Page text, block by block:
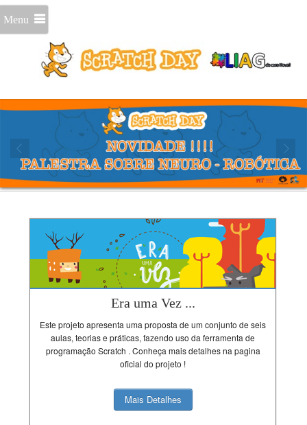
Menu
Era uma Vez ...
Este projeto apresenta uma proposta de um conjunto de seis
aulas, teorias e práticas, fazendo uso da ferramenta de
programação Scratch . Conheça mais detalhes na pagina
oficial do projeto !
Mais Detalhes